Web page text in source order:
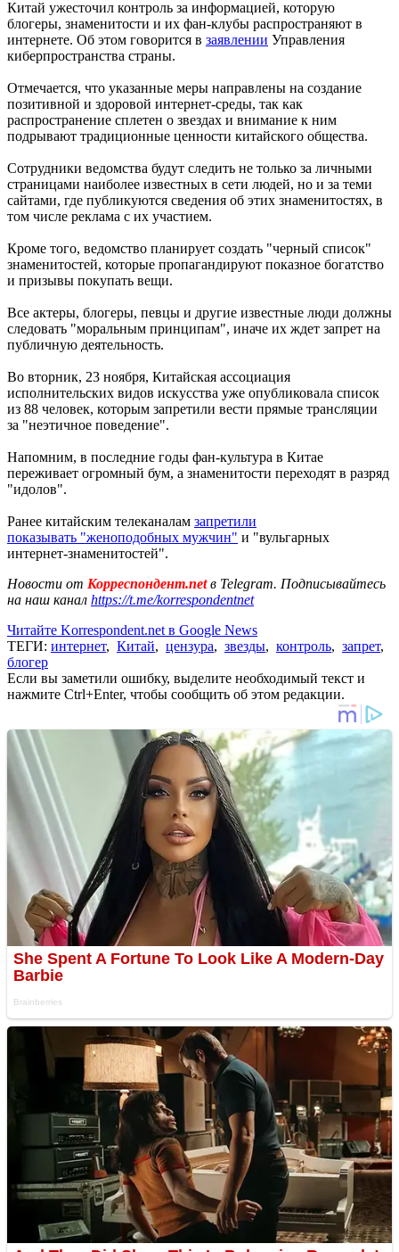
Китай ужесточил контроль за информацией, которую
блогеры, знаменитости и их фан-клубы распространяют в
интернете. Об этом говорится в заявлении Управления
киберпространства страны.
Отмечается, что указанные меры направлены на создание
позитивной и здоровой интернет-среды, так как
распространение сплетен о звездах и внимание к ним
подрывают традиционные ценности китайского общества.
Сотрудники ведомства будут следить не только за личными
страницами наиболее известных в сети людей, но и за теми
сайтами, где публикуются сведения об этих знаменитостях, в
том числе реклама с их участием.
Кроме того, ведомство планирует создать "черный список"
знаменитостей, которые пропагандируют показное богатство
и призывы покупать вещи.
Все актеры, блогеры, певцы и другие известные люди должны
следовать "моральным принципам", иначе их ждет запрет на
публичную деятельность.
Во вторник, 23 ноября, Китайская ассоциация
исполнительских видов искусства уже опубликовала список
из 88 человек, которым запретили вести прямые трансляции
за "неэтичное поведение".
Напомним, в последние годы фан-культура в Китае
переживает огромный бум, а знаменитости переходят в разряд
"идолов".
Ранее китайским телеканалам запретили
показывать "женоподобных мужчин" и "вульгарных
интернет-знаменитостей".
Новости от Корреспондент.netв Telegram. Подписывайтесь
на наш канал https://t.me/korrespondentnet
Читайте Korrespondent.net в Google News
ТЕГИ: интернет, Китай, цензура, звезды, контроль, запрет,
блогер
Если вы заметили ошибку, выделите необходимый текст и
нажмите Ctrl+Enter, чтобы сообщить об этом редакции.